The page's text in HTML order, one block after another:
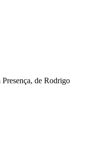
de Rodrigo